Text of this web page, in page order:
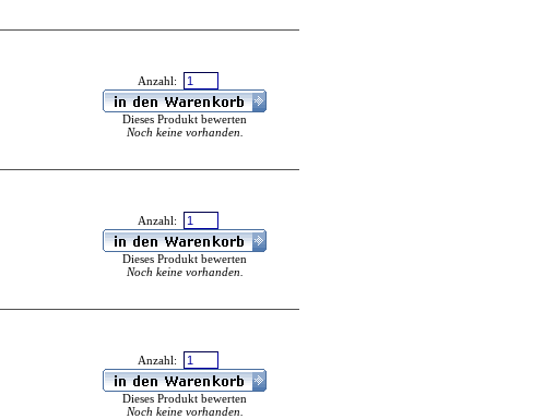
Anzahl:
Dieses Produkt bewerten
Noch keine vorhanden.
Anzahl:
Dieses Produkt bewerten
Noch keine vorhanden.
Anzahl:
Dieses Produkt bewerten
Noch keine vorhanden.